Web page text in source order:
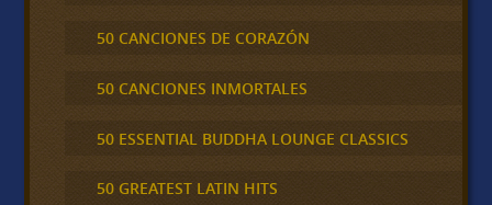
50 CANCIONES DE CORAZÓN
50 CANCIONES INMORTALES
50 ESSENTIAL BUDDHA LOUNGE CLASSICS
50 GREATEST LATIN HITS